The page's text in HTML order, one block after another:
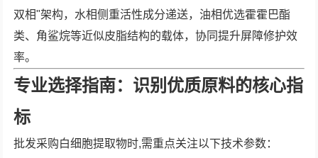
双相"架构，水相侧重活性成分递送，油相优选霍霍巴酯
类、角鲨烷等近似皮脂结构的载体，协同提升屏障修护效
率。
专业选择指南：识别优质原料的核心指
标
批发采购白细胞提取物时,需重点关注以下技术参数：